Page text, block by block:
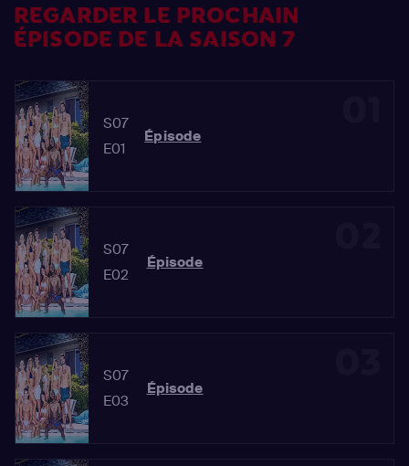
REGARDER LE PROCHAIN
ÉPISODE DE LA SAISON 7
S07
E01
Épisode
S07
E02
Épisode
S07
E03
Épisode